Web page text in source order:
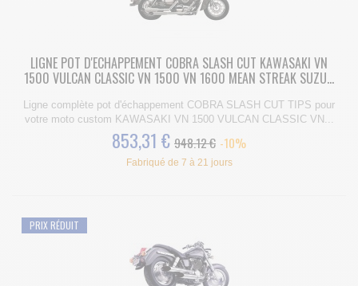
LIGNE POT D'ECHAPPEMENT COBRA SLASH CUT KAWASAKI VN
1500 VULCAN CLASSIC VN 1500 VN 1600 MEAN STREAK SUZU...
Ligne complète pot d'échappement COBRA SLASH CUT TIPS pour
votre moto custom KAWASAKI VN 1500 VULCAN CLASSIC VN...
853,31 € 948.12 € -10%
Fabriqué de 7 à 21 jours
PRIX RÉDUIT